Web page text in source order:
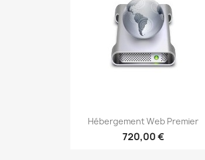
Aperçu rapide
Hébergement Web Premier
720,00 €